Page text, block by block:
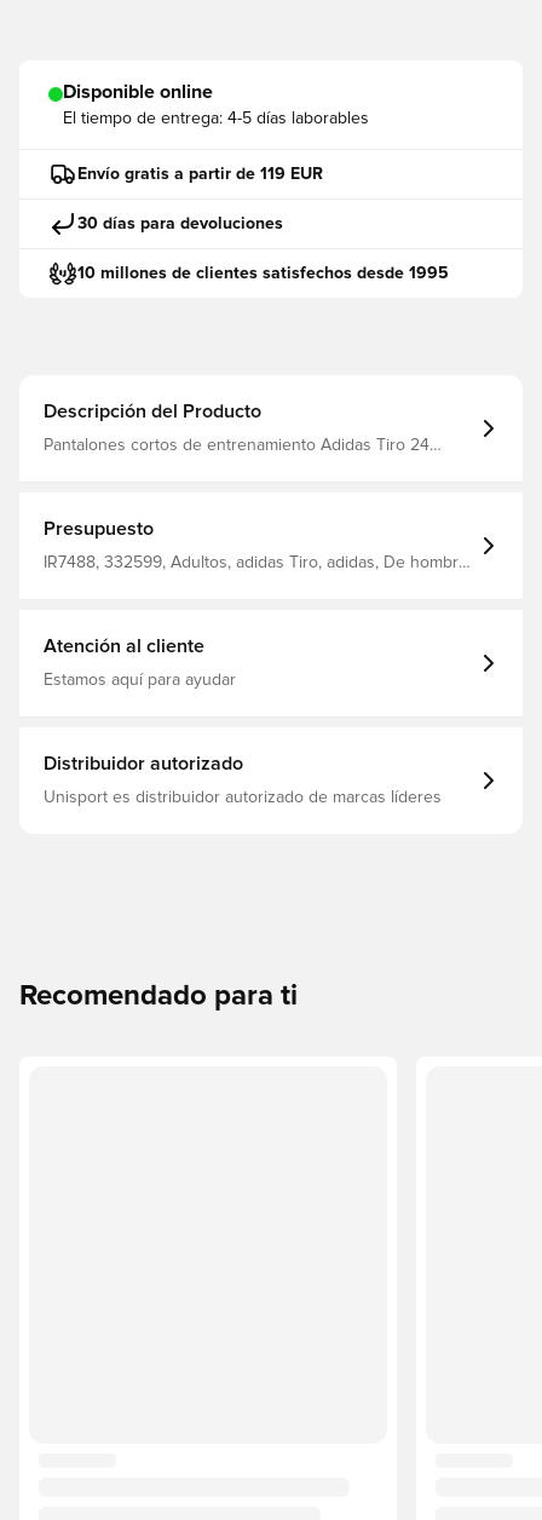
Disponible online
El tiempo de entrega: 4-5 días laborables
Envío gratis a partir de 119 EUR
30 días para devoluciones
10 millones de clientes satisfechos desde 1995
Descripción del Producto
Pantalones cortos de entrenamiento Adidas Tiro 24
Presupuesto
IR7488, 332599, Adultos, adidas Tiro, adidas, De hombre,
Atención al cliente
Estamos aquí para ayudar
Distribuidor autorizado
Unisport es distribuidor autorizado de marcas líderes
Recomendado para ti